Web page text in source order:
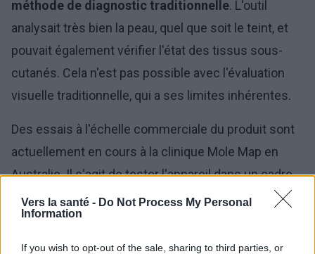
Vers la santé - Do Not Process My Personal
Information
If you wish to opt-out of the sale, sharing to third parties, or
méthode de diagnostic traditionnelle. L'outil
analysait très bien la peau, quel que soit le teint, et
pouvait également vérifier l'état des tissus sous-
cutanés. Cela n'est pas possible avec l'évaluation
visuelle traditionnelle, qui a ses limites inhérentes.
Des essais à l'échelle commerciale du produit sont
actuellement en cours à la clinique Mole Map en
Australie. Il s'agit de tester l'appareil dans un cadre
clinique et d'obtenir l'autorisation de mise sur le
marché. On estime qu'il faudra environ 2 à 3 ans
pour mettre le produit fini sur le marché.